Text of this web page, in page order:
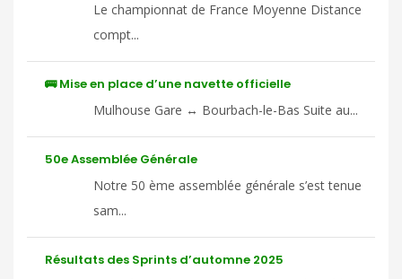
Le championnat de France Moyenne Distance
compt...
🚌 Mise en place d’une navette officielle
Mulhouse Gare ↔ Bourbach-le-Bas Suite au...
50e Assemblée Générale
Notre 50 ème assemblée générale s’est tenue
sam...
Résultats des Sprints d’automne 2025